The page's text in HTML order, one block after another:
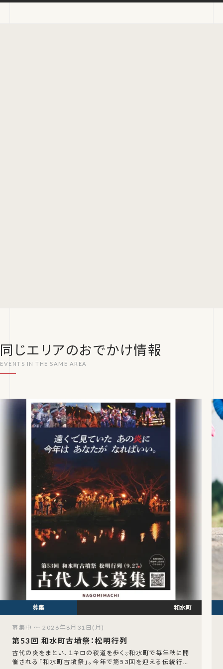
同じエリアのおでかけ情報
第53回 和水町古墳祭：松明行列
古代の炎をまとい、１キロの夜道を歩く――。和水町で毎年秋に開
催される「和水町古墳祭」。今年で第53回を迎える伝統行事
和水町
募集中 ～ 2026年8月31日(月)